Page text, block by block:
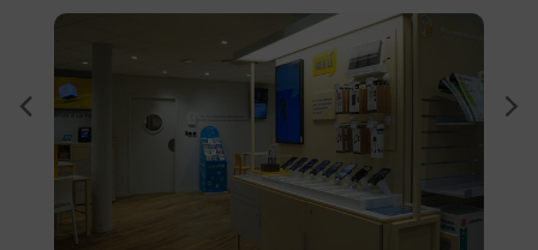
En savoir plus